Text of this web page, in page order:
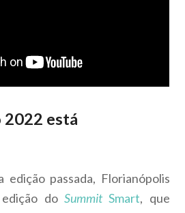
2022 está
edição passada, Florianópolis
do SummitSmart, que